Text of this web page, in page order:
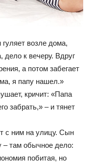
возле дома,
дело к вечеру. Вдруг
а потом забегает
я папу нашел.»
кричит: «Папа
забрать,» – и тянет
с ним на улицу. Сын
– там обычное дело:
побитая, но